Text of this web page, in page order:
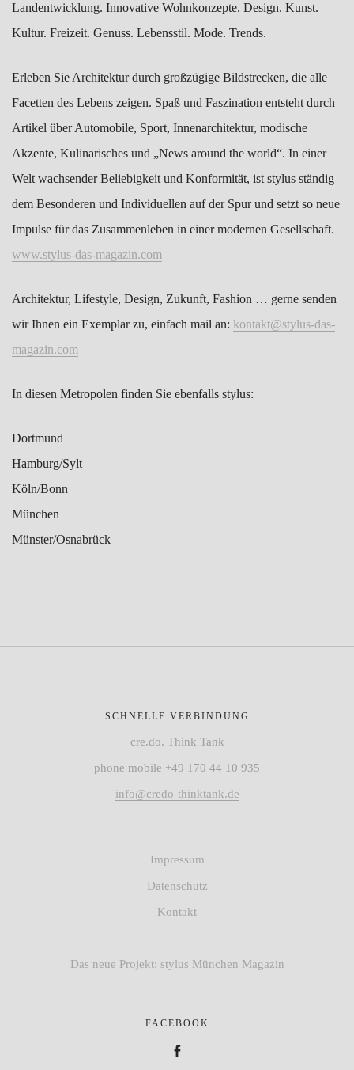
Landentwicklung. Innovative Wohnkonzepte. Design. Kunst.
Kultur. Freizeit. Genuss. Lebensstil. Mode. Trends.
Erleben Sie Architektur durch großzügige Bildstrecken, die alle
Facetten des Lebens zeigen. Spaß und Faszination entsteht durch
Artikel über Automobile, Sport, Innenarchitektur, modische
Akzente, Kulinarisches und „News around the world“. In einer
Welt wachsender Beliebigkeit und Konformität, ist stylus ständig
dem Besonderen und Individuellen auf der Spur und setzt so neue
Impulse für das Zusammenleben in einer modernen Gesellschaft.
www.stylus-das-magazin.com
Architektur, Lifestyle, Design, Zukunft, Fashion … gerne senden
wir Ihnen ein Exemplar zu, einfach mail an: kontakt@stylus-das-
magazin.com
In diesen Metropolen finden Sie ebenfalls stylus:
Dortmund
Hamburg/Sylt
Köln/Bonn
München
Münster/Osnabrück
SCHNELLE VERBINDUNG
cre.do. Think Tank
phone mobile +49 170 44 10 935
info@credo-thinktank.de
Impressum
Datenschutz
Kontakt
Das neue Projekt: stylus München Magazin
FACEBOOK